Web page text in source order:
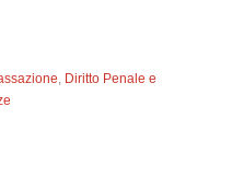
, Diritto Penale e